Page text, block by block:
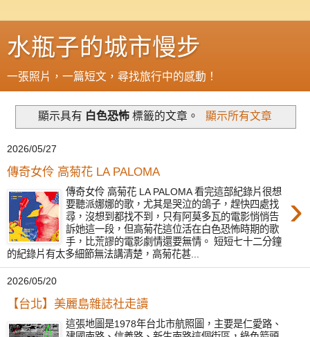
水瓶子的城市慢步
一張照片，一篇短文，尋找旅行中的感動！
顯示具有 白色恐怖標籤的文章。 顯示所有文章
2026/05/27
傳奇女伶 高菊花 LA PALOMA
›
傳奇女伶 高菊花 LA PALOMA 看完這部紀錄片很想
要聽派娜娜的歌，尤其是哭泣的鴿子，趕快四處找
尋，沒想到都找不到，只有阿莫多瓦的電影悄悄告
訴她這一段，但高菊花這位活在白色恐怖時期的歌
手，比荒謬的電影劇情還要無情。 短短七十二分鐘
的紀錄片有太多細節無法講清楚，高菊花甚...
2026/05/20
【台北】美麗島雜誌社走讀
這張地圖是1978年台北市航照圖，主要是仁愛路、